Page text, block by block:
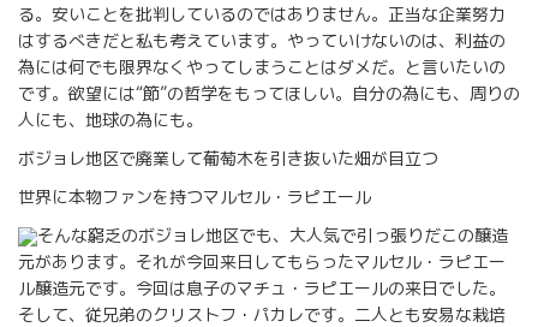
る。安いことを批判しているのではありません。正当な企業努力
はするべきだと私も考えています。やっていけないのは、利益の
為には何でも限界なくやってしまうことはダメだ。と言いたいの
です。欲望には“節”の哲学をもってほしい。自分の為にも、周りの
人にも、地球の為にも。
ボジョレ地区で廃業して葡萄木を引き抜いた畑が目立つ
世界に本物ファンを持つマルセル・ラピエール
そんな窮乏のボジョレ地区でも、大人気で引っ張りだこの醸造
元があります。それが今回来日してもらったマルセル・ラピエー
ル醸造元です。今回は息子のマチュ・ラピエールの来日でした。
そして、従兄弟のクリストフ・パカレです。二人とも安易な栽培